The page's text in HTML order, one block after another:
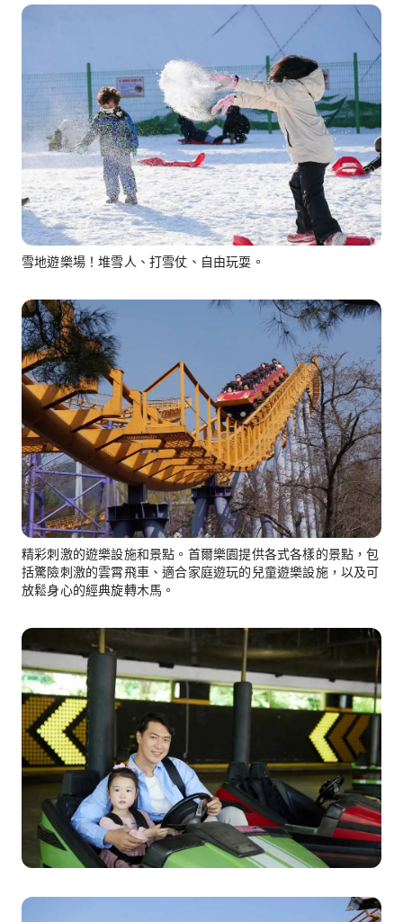
雪地遊樂場！堆雪人、打雪仗、自由玩耍。
精彩刺激的遊樂設施和景點。首爾樂園提供各式各樣的景點，包
括驚險刺激的雲霄飛車、適合家庭遊玩的兒童遊樂設施，以及可
放鬆身心的經典旋轉木馬。